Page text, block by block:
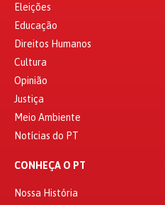
Eleições
Educação
Direitos Humanos
Cultura
Opinião
Justiça
Meio Ambiente
Notícias do PT
CONHEÇA O PT
Nossa História